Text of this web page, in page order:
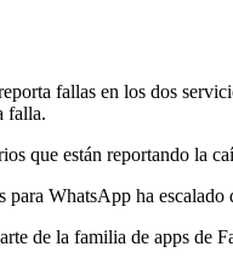
fallas en los dos
falla.
que están reportando la
WhatsApp ha
de la familia de apps de